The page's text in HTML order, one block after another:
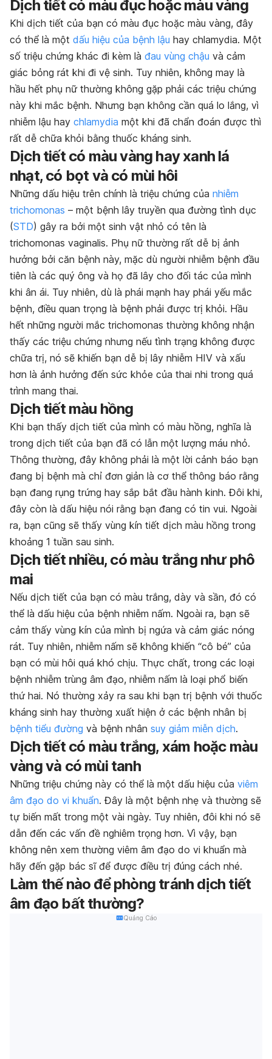
Dịch tiết có màu đục hoặc màu vàng
Khi dịch tiết của bạn có màu đục hoặc màu vàng, đây
có thể là một dấu hiệu của bệnh lậu hay chlamydia. Một
số triệu chứng khác đi kèm là đau vùng chậu và cảm
giác bỏng rát khi đi vệ sinh. Tuy nhiên, không may là
hầu hết phụ nữ thường không gặp phải các triệu chứng
này khi mắc bệnh. Nhưng bạn không cần quá lo lắng, vì
nhiễm lậu hay chlamydia một khi đã chẩn đoán được thì
rất dễ chữa khỏi bằng thuốc kháng sinh.
Dịch tiết có màu vàng hay xanh lá
nhạt, có bọt và có mùi hôi
Những dấu hiệu trên chính là triệu chứng của nhiễm
trichomonas – một bệnh lây truyền qua đường tình dục
(STD) gây ra bởi một sinh vật nhỏ có tên là
trichomonas vaginalis. Phụ nữ thường rất dễ bị ảnh
hưởng bởi căn bệnh này, mặc dù người nhiễm bệnh đầu
tiên là các quý ông và họ đã lây cho đối tác của mình
khi ân ái. Tuy nhiên, dù là phái mạnh hay phái yếu mắc
bệnh, điều quan trọng là bệnh phải được trị khỏi. Hầu
hết những người mắc trichomonas thường không nhận
thấy các triệu chứng nhưng nếu tình trạng không được
chữa trị, nó sẽ khiến bạn dễ bị lây nhiễm HIV và xấu
hơn là ảnh hưởng đến sức khỏe của thai nhi trong quá
trình mang thai.
Dịch tiết màu hồng
Khi bạn thấy dịch tiết của mình có màu hồng, nghĩa là
trong dịch tiết của bạn đã có lẫn một lượng máu nhỏ.
Thông thường, đây không phải là một lời cảnh báo bạn
đang bị bệnh mà chỉ đơn giản là cơ thể thông báo rằng
bạn đang rụng trứng hay sắp bắt đầu hành kinh. Đôi khi,
đây còn là dấu hiệu nói rằng bạn đang có tin vui. Ngoài
ra, bạn cũng sẽ thấy vùng kín tiết dịch màu hồng trong
khoảng 1 tuần sau sinh.
Dịch tiết nhiều, có màu trắng như phô
mai
Nếu dịch tiết của bạn có màu trắng, dày và sần, đó có
thể là dấu hiệu của bệnh nhiễm nấm. Ngoài ra, bạn sẽ
cảm thấy vùng kín của mình bị ngứa và cảm giác nóng
rát. Tuy nhiên, nhiễm nấm sẽ không khiến “cô bé” của
bạn có mùi hôi quá khó chịu. Thực chất, trong các loại
bệnh nhiễm trùng âm đạo, nhiễm nấm là loại phổ biến
thứ hai. Nó thường xảy ra sau khi bạn trị bệnh với thuốc
kháng sinh hay thường xuất hiện ở các bệnh nhân bị
bệnh tiểu đường và bệnh nhân suy giảm miễn dịch.
Dịch tiết có màu trắng, xám hoặc màu
vàng và có mùi tanh
Những triệu chứng này có thể là một dấu hiệu của viêm
âm đạo do vi khuẩn. Đây là một bệnh nhẹ và thường sẽ
tự biến mất trong một vài ngày. Tuy nhiên, đôi khi nó sẽ
dẫn đến các vấn đề nghiêm trọng hơn. Vì vậy, bạn
không nên xem thường viêm âm đạo do vi khuẩn mà
hãy đến gặp bác sĩ để được điều trị đúng cách nhé.
Làm thế nào để phòng tránh dịch tiết
âm đạo bất thường?
Quảng Cáo